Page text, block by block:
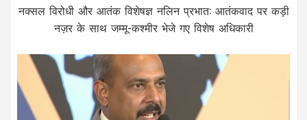
नक्सल विरोधी और आतंक विशेषज्ञ नलिन प्रभात: आतंकवाद पर कड़ी
नज़र के साथ जम्मू-कश्मीर भेजे गए विशेष अधिकारी